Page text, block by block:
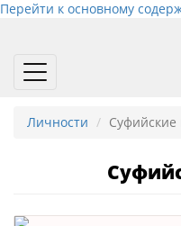
Перейти к основному
Toggle
Личности